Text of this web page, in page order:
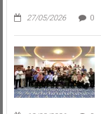
27/05/2026 0